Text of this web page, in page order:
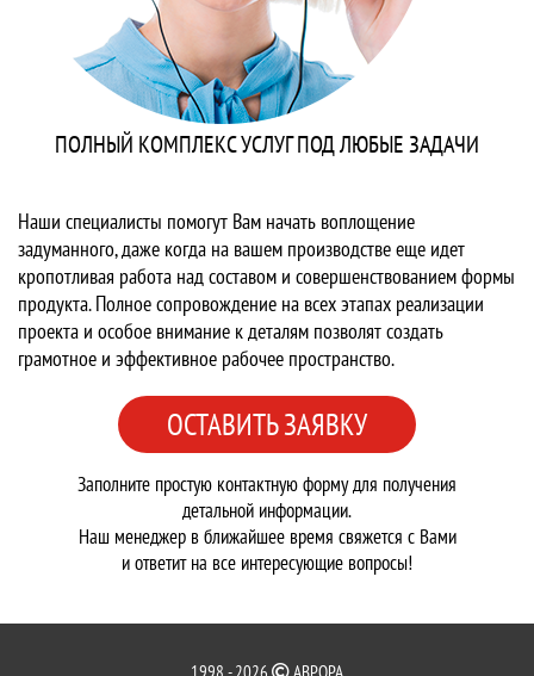
ПОЛНЫЙ КОМПЛЕКС УСЛУГ ПОД ЛЮБЫЕ ЗАДАЧИ
Наши специалисты помогут Вам начать воплощение
задуманного, даже когда на вашем производстве еще идет
кропотливая работа над составом и совершенствованием формы
продукта. Полное сопровождение на всех этапах реализации
проекта и особое внимание к деталям позволят создать
грамотное и эффективное рабочее пространство.
ОСТАВИТЬ ЗАЯВКУ
Заполните простую контактную форму для получения
детальной информации.
Наш менеджер в ближайшее время свяжется с Вами
и ответит на все интересующие вопросы!